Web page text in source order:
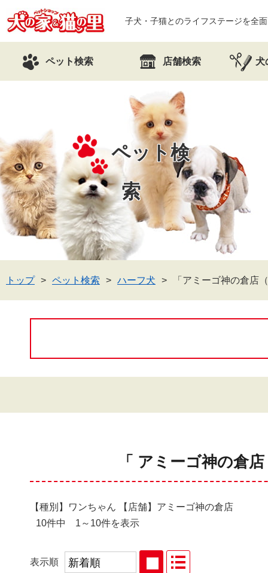
子犬・子猫とのライフステージを全
ペット検索 店舗検索 犬
ペット検
索
トップ ペット検索 ハーフ犬 「アミーゴ神の倉店
「 アミーゴ神の倉
【種別】ワンちゃん 【店舗】アミーゴ神の倉店
10件中 1～10件を表示
表示順